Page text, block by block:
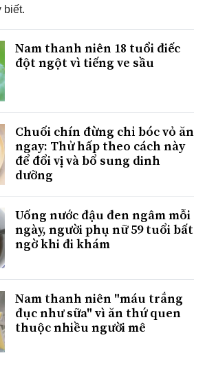
biết.
Nam thanh niên 18 tuổi điếc
đột ngột vì tiếng ve sầu
Chuối chín đừng chỉ bóc vỏ ăn
ngay: Thử hấp theo cách này
để đổi vị và bổ sung dinh
dưỡng
Uống nước đậu đen ngâm mỗi
ngày, người phụ nữ 59 tuổi bất
ngờ khi đi khám
Nam thanh niên "máu trắng
đục như sữa" vì ăn thứ quen
thuộc nhiều người mê